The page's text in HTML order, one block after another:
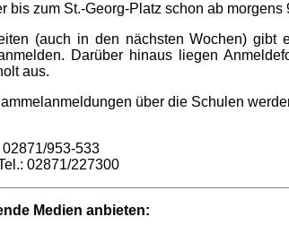
bis zum St.-Georg-Platz schon ab
(auch in den nächsten Wochen) gibt
Darüber hinaus liegen
aus.
über die Schulen
953-533
02871/227300
Medien anbieten: